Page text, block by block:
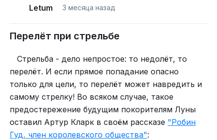
кардинальные перемены: переезд, смену сферы
общения. Такой сон также может указывать на
«территорий» — изучению иностранных языков,
освоению новых технологий и принятию
непривычных ранее точек зрения
Letum 3 месяца назад
Перелёт при стрельбе
Стрельба - дело непростое: то недолёт, то
перелёт. И если прямое попадание опасно
только для цели, то перелёт может навредить и
самому стрелку! Во всяком случае, такое
предостережение будущим покорителям Луны
оставил Артур Кларк в своём рассказе "Робин
Гуд, член королевского общества":